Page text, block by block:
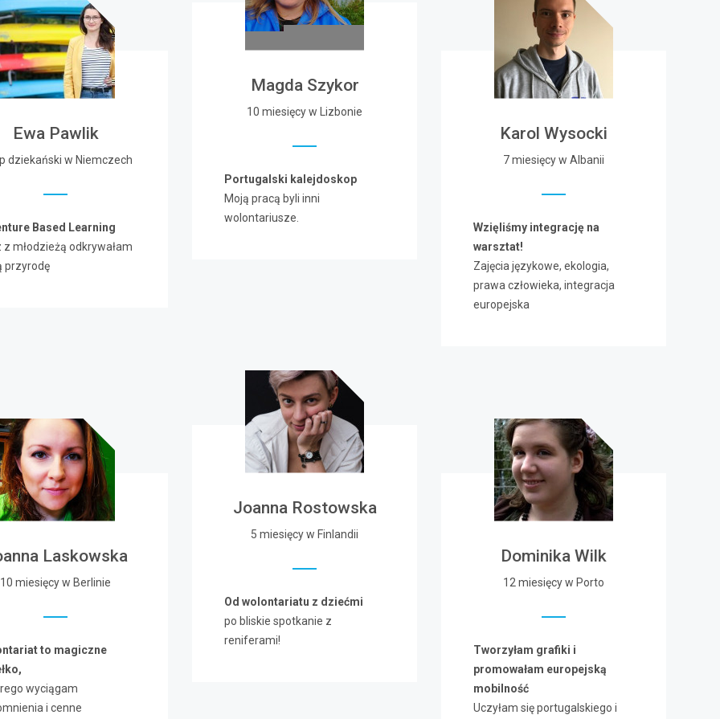
Ewa Pawlik
dziekański w Niemczech
Based Learning
z młodzieżą odkrywałam
przyrodę
Magda Szykor
10 miesięcy w Lizbonie
Portugalski kalejdoskop
Moją pracą byli inni
wolontariusze.
Karol Wysocki
7 miesięcy w Albanii
Wzięliśmy integrację na
warsztat!
Zajęcia językowe, ekologia,
prawa człowieka, integracja
europejska
Laskowska
10 miesięcy w Berlinie
to magiczne
wyciągam
i cenne
Joanna Rostowska
5 miesięcy w Finlandii
Od wolontariatu z dziećmi
po bliskie spotkanie z
reniferami!
Dominika Wilk
12 miesięcy w Porto
Tworzyłam grafiki i
promowałam europejską
mobilność
Uczyłam się portugalskiego i